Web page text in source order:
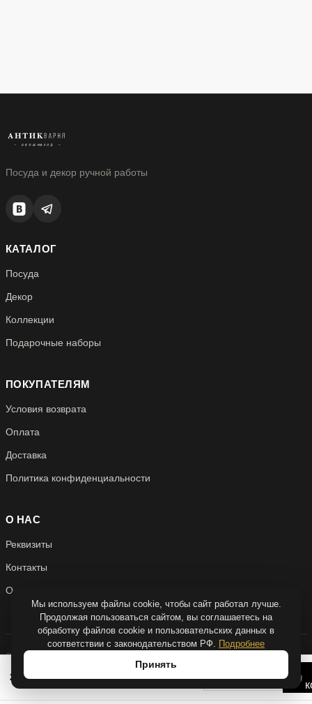
2 950 Р − +
Посуда и декор ручной работы
КАТАЛОГ
Посуда
Декор
Коллекции
Подарочные наборы
ПОКУПАТЕЛЯМ
Условия возврата
Оплата
Доставка
Политика конфиденциальности
О НАС
Реквизиты
Контакты
О нас
© 2026 Антикварня
Над сайтом работали
quadruple.dev
Мы используем файлы cookie, чтобы сайт работал лучше.
Продолжая пользоваться сайтом, вы соглашаетесь на
обработку файлов cookie и пользовательских данных в
соответствии с законодательством РФ. Подробнее
Принять